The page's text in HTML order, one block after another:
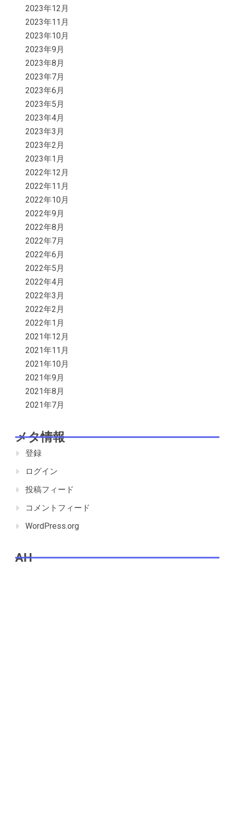
2023年12月
2023年11月
2023年10月
2023年9月
2023年8月
2023年7月
2023年6月
2023年5月
2023年4月
2023年3月
2023年2月
2023年1月
2022年12月
2022年11月
2022年10月
2022年9月
2022年8月
2022年7月
2022年6月
2022年5月
2022年4月
2022年3月
2022年2月
2022年1月
2021年12月
2021年11月
2021年10月
2021年9月
2021年8月
2021年7月
メタ情報
登録
ログイン
投稿フィード
コメントフィード
WordPress.org
AH